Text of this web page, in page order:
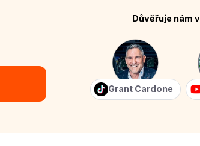
Důvěřuje nám
Grant Cardone